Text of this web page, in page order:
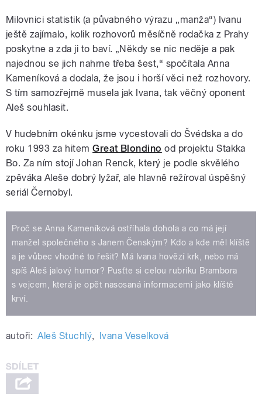
Milovnici statistik (a půvabného výrazu „manža“) Ivanu
ještě zajímalo, kolik rozhovorů měsíčně rodačka z Prahy
poskytne a zda ji to baví. „Někdy se nic neděje a pak
najednou se jich nahrne třeba šest,“ spočítala Anna
Kameníková a dodala, že jsou i horší věci než rozhovory.
S tím samozřejmě musela jak Ivana, tak věčný oponent
Aleš souhlasit.
V hudebním okénku jsme vycestovali do Švédska a do
roku 1993 za hitemGreat Blondino od projektu Stakka
Bo. Za ním stojí Johan Renck, který je podle skvělého
zpěváka Aleše dobrý lyžař, ale hlavně režíroval úspěšný
seriál Černobyl.
Proč se Anna Kameníková ostříhala dohola a co má její
manžel společného s Janem Čenským? Kdo a kde měl klíště
a je vůbec vhodné to řešit? Má Ivana hovězí krk, nebo má
spíš Aleš jalový humor? Pusťte si celou rubriku Brambora
s vejcem, která je opět nasosaná informacemi jako klíště
krví.
autoři: Aleš Stuchlý, Ivana Veselková